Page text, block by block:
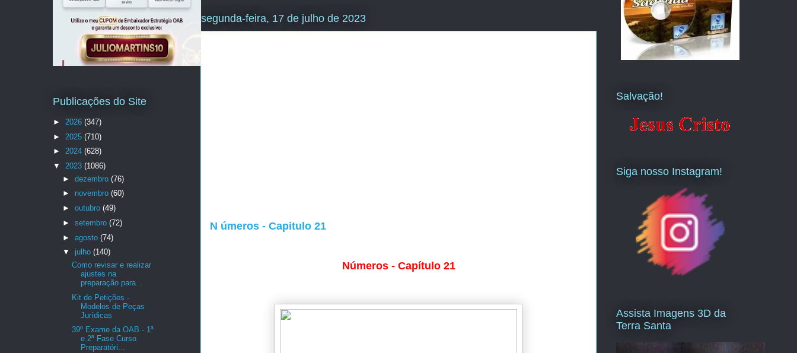
segunda-feira, 17 de julho de 2023
N úmeros - Capitulo 21
Números - Capítulo 21
Publicações do Site
► 2026 (347)
► 2025 (710)
► 2024 (628)
▼ 2023 (1086)
► dezembro (76)
► novembro (60)
► outubro (49)
► setembro (72)
► agosto (74)
▼ julho (140)
Como revisar e realizar
ajustes na
preparação para...
Kit de Petições -
Modelos de Peças
Jurídicas
39º Exame da OAB - 1ª
e 2ª Fase Curso
Preparatóri...
Salvação!
Siga nosso Instagram!
Assista Imagens 3D da
Terra Santa